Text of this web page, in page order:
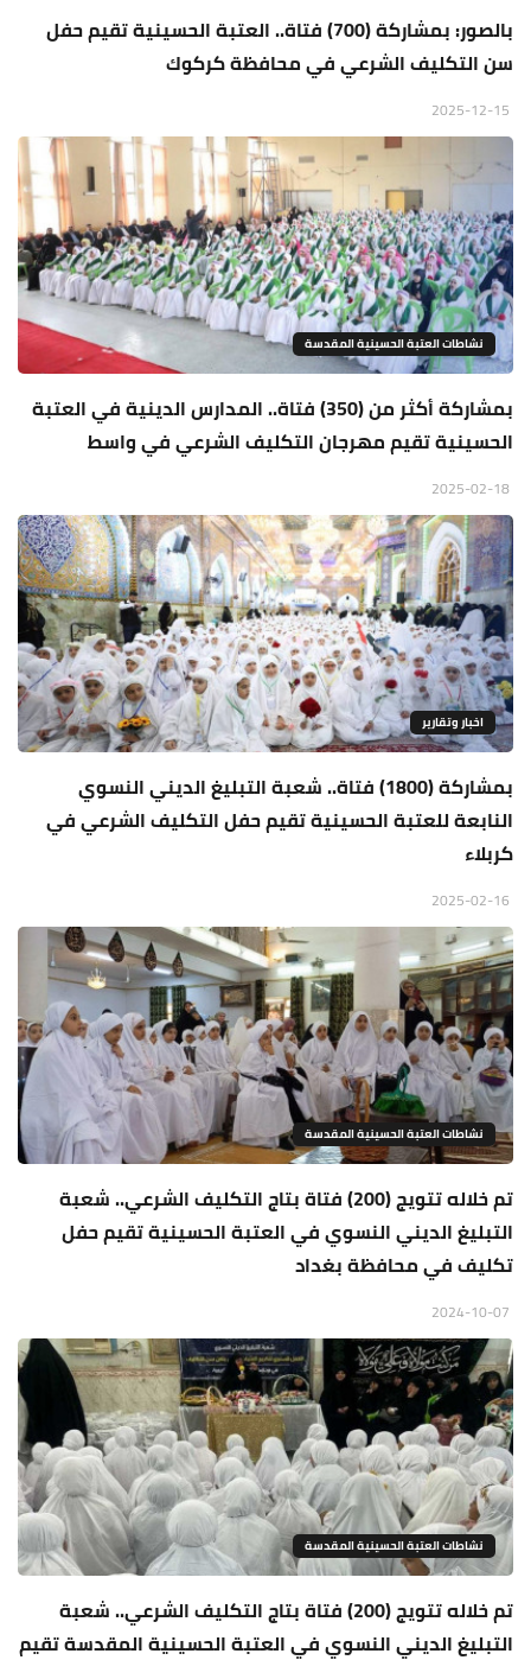
بالصور: بمشاركة (700) فتاة.. العتبة الحسينية تقيم حفل
سن التكليف الشرعي في محافظة كركوك
نشاطات العتبة الحسينية المقدسة
بمشاركة أكثر من (350) فتاة.. المدارس الدينية في العتبة
الحسينية تقيم مهرجان التكليف الشرعي في واسط
اخبار وتقارير
بمشاركة (1800) فتاة.. شعبة التبليغ الديني النسوي
النابعة للعتبة الحسينية تقيم حفل التكليف الشرعي في
كربلاء
نشاطات العتبة الحسينية المقدسة
تم خلاله تتويج (200) فتاة بتاج التكليف الشرعي.. شعبة
التبليغ الديني النسوي في العتبة الحسينية تقيم حفل
تكليف في محافظة بغداد
نشاطات العتبة الحسينية المقدسة
تم خلاله تتويج (200) فتاة بتاج التكليف الشرعي.. شعبة
التبليغ الديني النسوي في العتبة الحسينية المقدسة تقيم